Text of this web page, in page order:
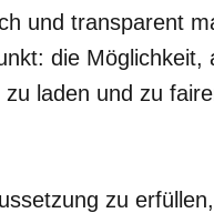
und transparent
die
laden und zu
zu